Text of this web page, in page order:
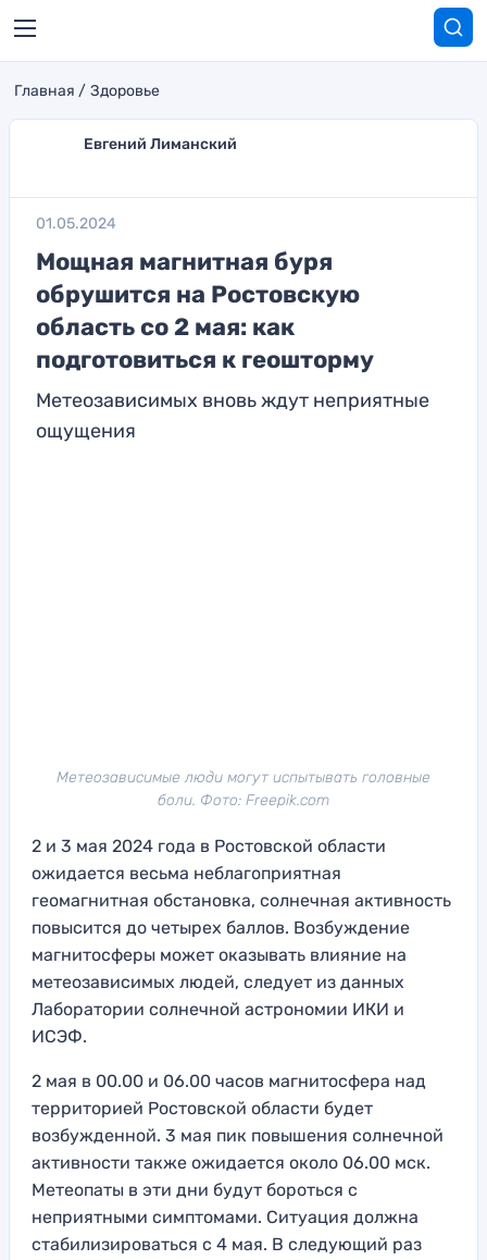
Главная Здоровье
Евгений Лиманский
01.05.2024
Мощная магнитная буря
обрушится на Ростовскую
область со 2 мая: как
подготовиться к геошторму
Метеозависимых вновь ждут неприятные
ощущения
Метеозависимые люди могут испытывать головные
боли. Фото: Freepik.com
2 и 3 мая 2024 года в Ростовской области
ожидается весьма неблагоприятная
геомагнитная обстановка, солнечная активность
повысится до четырех баллов. Возбуждение
магнитосферы может оказывать влияние на
метеозависимых людей, следует из данных
Лаборатории солнечной астрономии ИКИ и
ИСЭФ.
2 мая в 00.00 и 06.00 часов магнитосфера над
территорией Ростовской области будет
возбужденной. 3 мая пик повышения солнечной
активности также ожидается около 06.00 мск.
Метеопаты в эти дни будут бороться с
неприятными симптомами. Ситуация должна
стабилизироваться с 4 мая. В следующий раз